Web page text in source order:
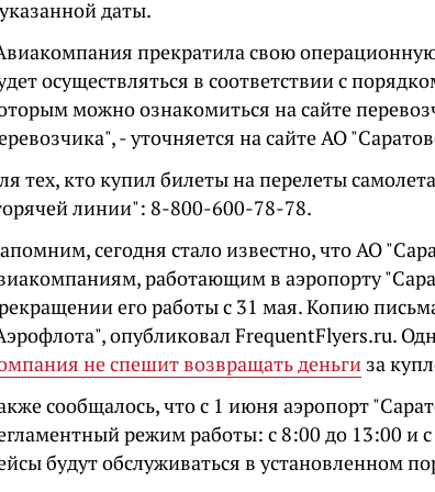
даты.
прекратила свою
осуществляться в соответствии с
можно ознакомиться на сайте
- уточняется на сайте АО
тех, кто купил билеты на перелеты
линии": 8-800-600-78-78.
сегодня стало известно, что АО
работающим в аэропорту
его работы с 31 мая. Копию
опубликовал FrequentFlyers.ru.
не спешит возвращать деньги за
сообщалось, что с 1 июня аэропорт
режим работы: с 8:00 до 13:00 и
будут обслуживаться в установленном